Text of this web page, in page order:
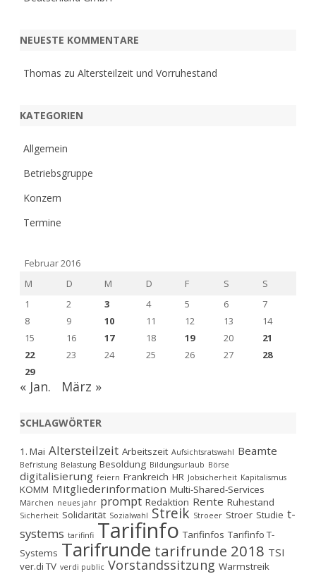
NEUESTE KOMMENTARE
Thomas zu Altersteilzeit und Vorruhestand
KATEGORIEN
Allgemein
Betriebsgruppe
Konzern
Termine
Februar 2016
M
D M D F S
S
1
2 3 4 5 6
7
8
9 10 11 12 13
14
15
16 17 18 19 20
21
22
23 24 25 26 27
28
29
« Jan. März »
SCHLAGWÖRTER
1. Mai Altersteilzeit Arbeitszeit Aufsichtsratswahl Beamte
Befristung Belastung Besoldung Bildungsurlaub Börse
digitalisierung feiern Frankreich HR Jobsicherheit Kapitalismus
KOMM Mitgliederinformation Multi-Shared-Services
Märchen neues jahr prompt Redaktion Rente Ruhestand
Sicherheit Solidarität Sozialwahl Streik Stroeer Stroer Studie t-
systems tarifinfi Tarifinfo Tarifinfos Tarifinfo T-
Systems Tarifrunde tarifrunde 2018 TSI
ver.di TV verdi public Vorstandssitzung Warmstreik